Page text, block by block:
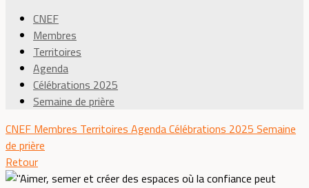
CNEF
Membres
Territoires
Agenda
Célébrations 2025
Semaine de prière
CNEF Membres Territoires AgendaCélébrations 2025 Semaine
de prière
Retour